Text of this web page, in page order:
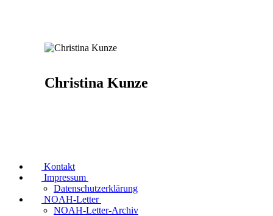
Christina Kunze
Kontakt
Impressum
Datenschutzerklärung
NOAH-Letter
NOAH-Letter-Archiv